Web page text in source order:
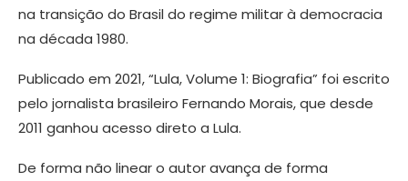
na transição do Brasil do regime militar à democracia
na década 1980.
Publicado em 2021, “Lula, Volume 1: Biografia” foi escrito
pelo jornalista brasileiro Fernando Morais, que desde
2011 ganhou acesso direto a Lula.
De forma não linear o autor avança de forma